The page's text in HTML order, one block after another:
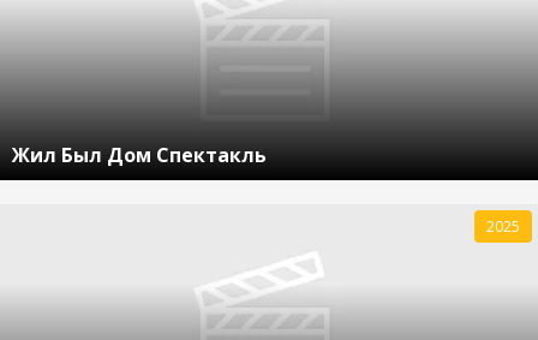
Жил Был Дом Спектакль
2025